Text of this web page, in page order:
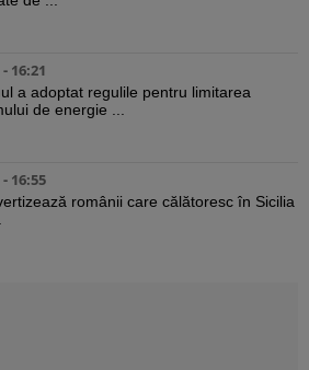
16:21
a adoptat regulile pentru limitarea
de energie ...
16:55
românii care călătoresc în Sicilia